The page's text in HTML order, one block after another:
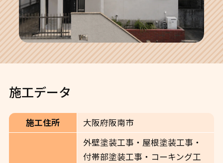
施工データ
施工住所 大阪府阪南市
外壁塗装工事・屋根塗装工事・
付帯部塗装工事・コーキング工